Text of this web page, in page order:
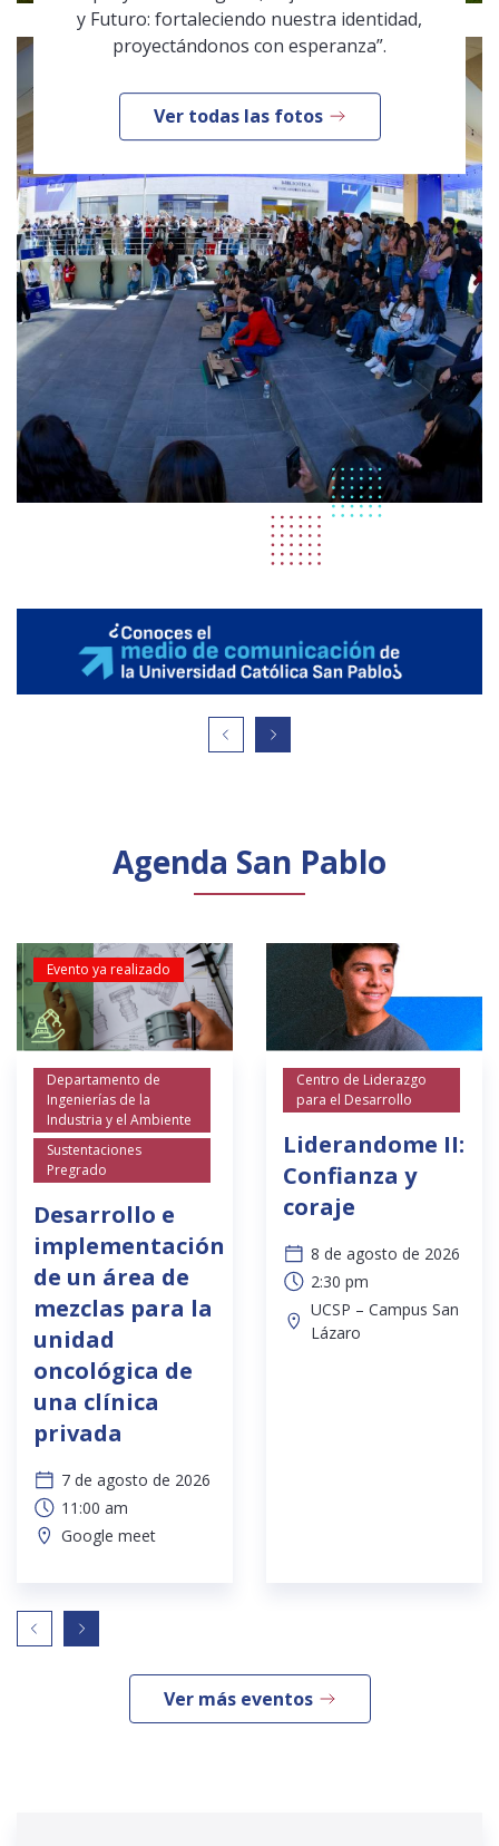
y Futuro: fortaleciendo nuestra identidad,
proyectándonos con esperanza”.
Ver todas las fotos
Agenda San Pablo
Evento ya realizado
Departamento de
Ingenierías de la
Industria y el Ambiente
Sustentaciones
Pregrado
Desarrollo e
implementación
de un área de
mezclas para la
unidad
oncológica de
una clínica
privada
7 de agosto de 2026
11:00 am
Google meet
Centro de Liderazgo
para el Desarrollo
Liderandome II:
Confianza y
coraje
8 de agosto de 2026
2:30 pm
UCSP – Campus San
Lázaro
Ver más eventos